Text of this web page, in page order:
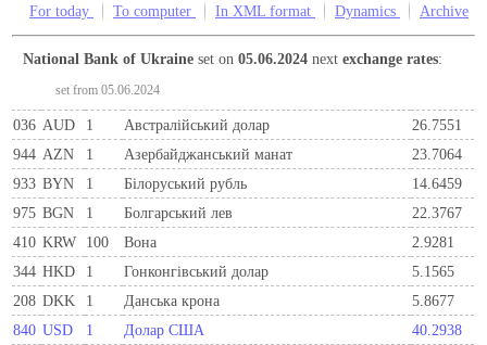
For today To computer In XML format Dynamics Archive
National Bank of Ukraine set on05.06.2024 nextexchange rates:
set from 05.06.2024
036 AUD 1 Австралійський долар
26.7551
944 AZN 1 Азербайджанський манат
23.7064
933 BYN 1 Бiлоруський рубль
14.6459
975 BGN 1 Болгарський лев
22.3767
410 KRW 100 Вона
2.9281
344 HKD 1 Гонконгівський долар
5.1565
208 DKK 1 Данська крона
5.8677
840 USD 1 Долар США
40.2938